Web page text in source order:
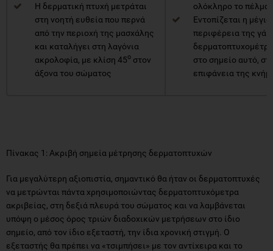
Η δερματική πτυχή μετράται
στη νοητή ευθεία που περνά
από την περιοχή της μασχάλης
και καταλήγει στη λαγόνια
ακρολοφία, με κλίση 45ο στον
άξονα του σώματος
ολόκληρο το πέλμα
Εντοπίζεται η
περιφέρεια της
στο σημείο αυτό,
επιφάνεια της
Πίνακας 1: Ακριβή σημεία μέτρησης δερματοπτυχών
Για μεγαλύτερη αξιοπιστία, σημαντικό θα ήταν οι δερματοπτυχές
να μετρώνται πάντα χρησιμοποιώντας δερματοπτυχόμετρα
ακριβείας, στη δεξιά πλευρά του σώματος και να λαμβάνεται
υπόψη ο μέσος όρος τριών διαδοχικών μετρήσεων στο ίδιο
σημείο, από τον ίδιο εξεταστή, την ίδια χρονική στιγμή. Ο
εξεταστής θα πρέπει να «τσιμπήσει» με τον αντίχειρα και το